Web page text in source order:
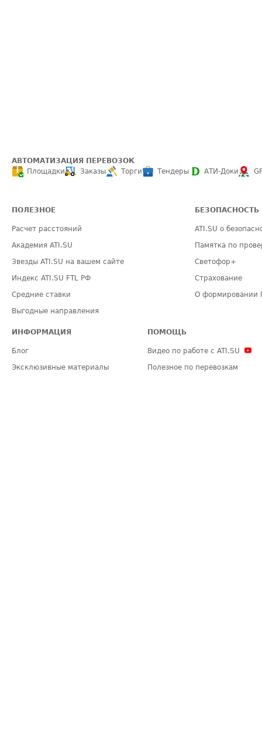
АВТОМАТИЗАЦИЯ ПЕРЕВОЗОК
Площадки
Заказы Торги Тендеры АТИ-Доки
ПОЛЕЗНОЕ
Расчет расстояний
Академия ATI.SU
Звезды ATI.SU на вашем сайте
Индекс ATI.SU FTL РФ
Средние ставки
Выгодные направления
БЕЗОПАСНОСТЬ
ATI.SU о
Памятка по
Светофор+
Страхование
О формировании
ИНФОРМАЦИЯ
Блог
Эксклюзивные материалы
ПОМОЩЬ
Видео по работе с ATI.SU
Полезное по перевозкам